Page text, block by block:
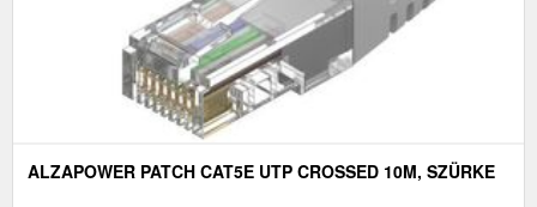
ALZAPOWER PATCH CAT5E UTP CROSSED 10M, SZÜRKE